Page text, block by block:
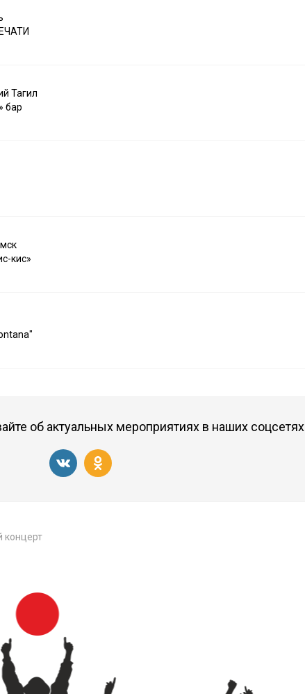
Тагил
бар
кис»
об актуальных мероприятиях в наших соцсетях
концерт